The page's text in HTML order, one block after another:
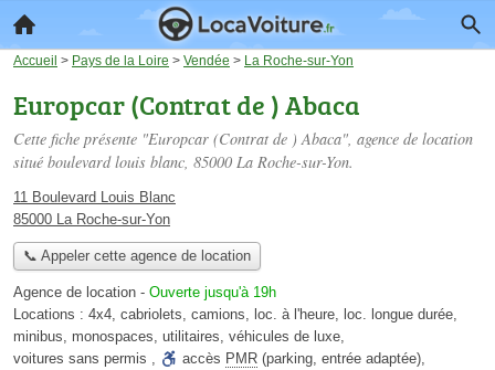
Accueil > Pays de la Loire > Vendée > La Roche-sur-Yon
Europcar (Contrat de ) Abaca
Cette fiche présente "Europcar (Contrat de ) Abaca", agence de location
situé boulevard louis blanc, 85000 La Roche-sur-Yon.
11 Boulevard Louis Blanc
85000 La Roche-sur-Yon
📞 Appeler cette agence de location
Agence de location - Ouverte jusqu'à 19h
Locations : 4x4, cabriolets, camions, loc. à l'heure, loc. longue durée,
minibus, monospaces, utilitaires, véhicules de luxe,
voitures sans permis , accès PMR (parking, entrée adaptée),